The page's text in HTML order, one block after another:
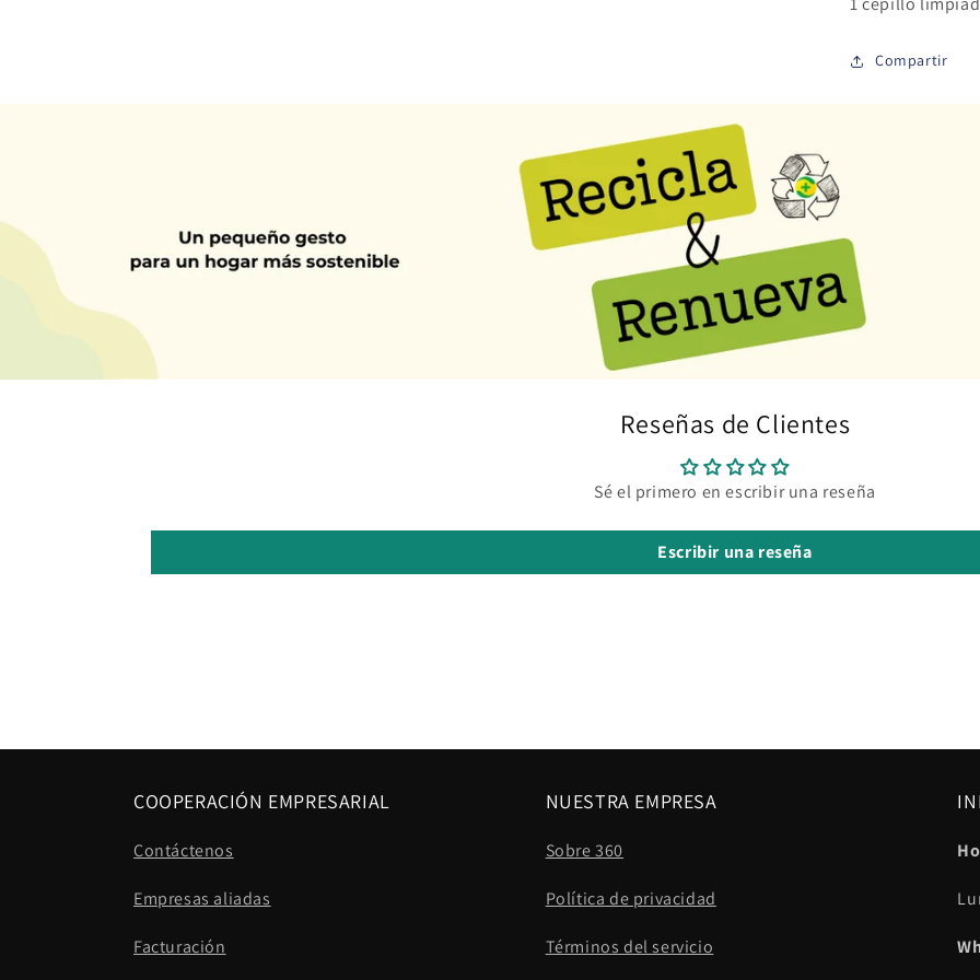
Compartir
Reseñas de Clientes
Sé el primero en escribir una reseña
Escribir una reseña
COOPERACIÓN EMPRESARIAL
Contáctenos
Empresas aliadas
Facturación
NUESTRA EMPRESA
Sobre 360
Política de privacidad
Términos del servicio